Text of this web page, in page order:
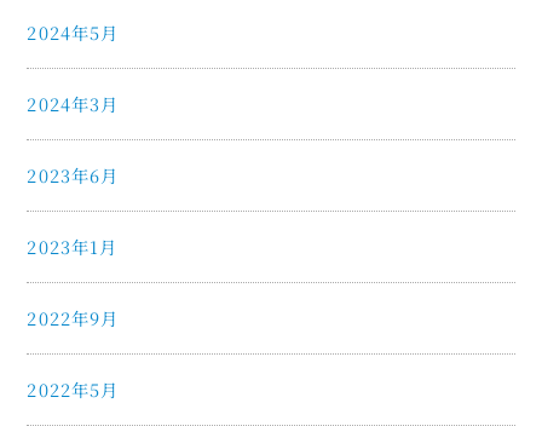
2024年5月
2024年3月
2023年6月
2023年1月
2022年9月
2022年5月